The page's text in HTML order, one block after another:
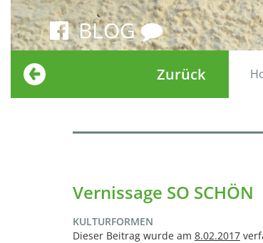
BLOG
Zurück
Vernissage SO SCHÖN
KULTURFORMEN
Dieser Beitrag wurde am 8.02.2017